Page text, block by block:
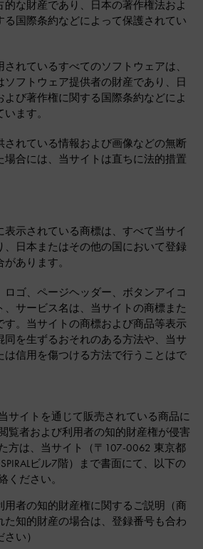
的な財産であり、日本の著作権法およ
る国際条約などによって保護されてい
れているすべてのソフトウェアは、
ソフトウェア提供者の財産であり、日
よび著作権に関する国際条約などによ
ます。
されている情報および画像などの無断
場合には、当サイトは直ちに法的措置
表示されている商標は、すべて当サイ
、日本またはその他の国において登録
あります。
ロゴ、ページヘッダー、ボタンアイコ
、サービス名は、当サイトの商標また
す。当サイトの商標および商品等表示
同を生ずるおそれのある方法や、当サ
は信用を傷つける方法で行うことはで
サイトを通じて販売されている商品に
覧者および利用者の知的財産権が侵害
方は、当サイト（〒107-0062 東京都
ビル7階）まで書面にて、以下の
ください。
用者の知的財産権に関するご説明（商
た知的財産の場合は、登録番号も合わ
い）